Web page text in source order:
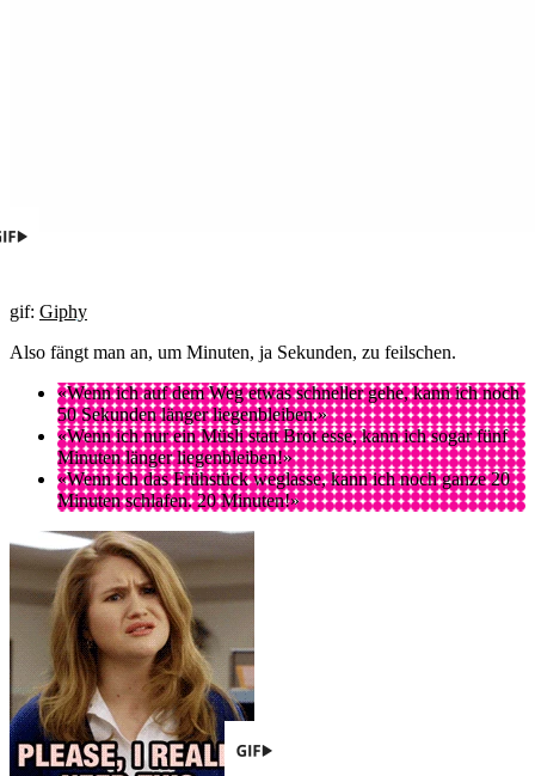
gif: Giphy
Also fängt man an, um Minuten, ja Sekunden, zu feilschen.
«Wenn ich auf dem Weg etwas schneller gehe, kann ich noch
50 Sekunden länger liegenbleiben.»
«Wenn ich nur ein Müsli statt Brot esse, kann ich sogar fünf
Minuten länger liegenbleiben!»
«Wenn ich das Frühstück weglasse, kann ich noch ganze 20
Minuten schlafen. 20 Minuten!»